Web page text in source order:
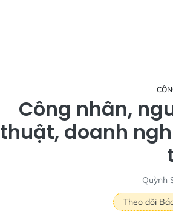
Công nhân,
thuật, doanh
Quỳnh
Theo dõi